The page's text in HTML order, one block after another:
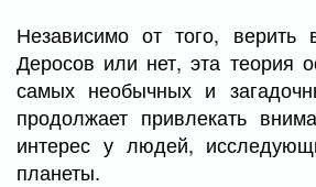
Независимо от того, верить
Деросов или нет, эта теория
самых необычных и
продолжает привлекать
интерес у людей,
планеты.